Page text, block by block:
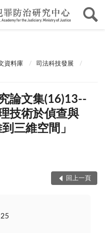
資料庫
司法科技發展
論文集(16)13--
技術於偵查與
三維空間」
回上一頁